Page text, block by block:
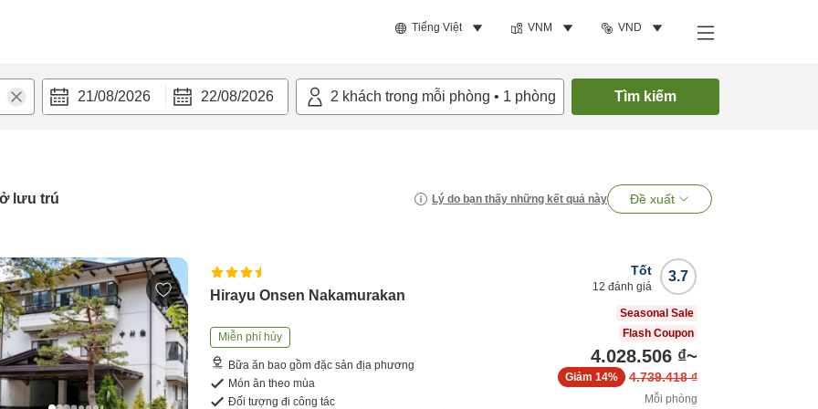
Tiếng Việt VNM VND
21/08/2026 22/08/2026 2 khách trong mỗi phòng • 1 phòng Tìm kiếm
lưu trú Lý do bạn thấy những kết quả này Đề xuất
Hirayu Onsen Nakamurakan
Miễn phí hủy
Bữa ăn bao gồm đặc sản địa phương
Món ăn theo mùa
Đối tượng đi công tác
3.7
Tốt
12 đánh giá
Seasonal Sale
Flash Coupon
4.028.506 ₫~
4.739.418 ₫
Giảm 14%
Mỗi phòng